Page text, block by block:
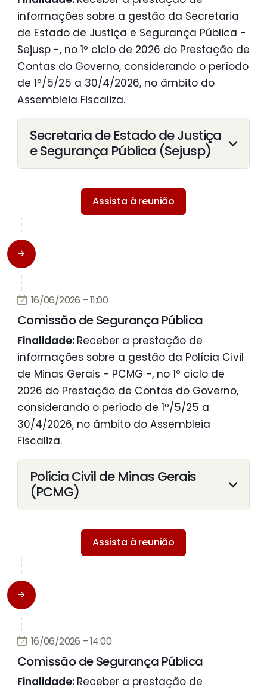
informações sobre a gestão da Secretaria
de Estado de Justiça e Segurança Pública -
Sejusp -, no 1º ciclo de 2026 do Prestação de
Contas do Governo, considerando o período
de 1º/5/25 a 30/4/2026, no âmbito do
Assembleia Fiscaliza.
Secretaria de Estado de Justiça
e Segurança Pública (Sejusp)
Assista à reunião
16/06/2026 – 11:00
Comissão de Segurança Pública
Finalidade: Receber a prestação de
informações sobre a gestão da Polícia Civil
de Minas Gerais - PCMG -, no 1º ciclo de
2026 do Prestação de Contas do Governo,
considerando o período de 1º/5/25 a
30/4/2026, no âmbito do Assembleia
Fiscaliza.
Polícia Civil de Minas Gerais
(PCMG)
Assista à reunião
16/06/2026 – 14:00
Comissão de Segurança Pública
Finalidade: Receber a prestação de